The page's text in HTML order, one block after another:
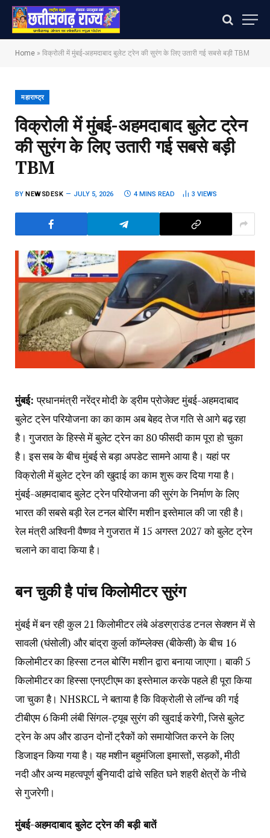
Home » विक्रोली में मुंबई-अहमदाबाद बुलेट ट्रेन की सुरंग के लिए उतारी गई सबसे बड़ी TBM
महाराष्ट्र
विक्रोली में मुंबई-अहमदाबाद बुलेट ट्रेन
की सुरंग के लिए उतारी गई सबसे बड़ी
TBM
BY NEWSDESK JULY 5, 2026 4 MINS READ 3VIEWS
मुंबई:प्रधानमंत्री नरेंद्र मोदी के ड्रीम प्रोजेक्ट मुंबई-अहमदाबाद
बुलेट ट्रेन परियोजना का का काम अब बेहद तेज गति से आगे बढ़ रहा
है। गुजरात के हिस्से में बुलेट ट्रेन का 80 फीसदी काम पूरा हो चुका
है। इस सब के बीच मुंबई से बड़ा अपडेट सामने आया है। यहां पर
विक्रोली में बुलेट ट्रेन की खुदाई का काम शुरू कर दिया गया है।
मुंबई-अहमदाबाद बुलेट ट्रेन परियोजना की सुरंग के निर्माण के लिए
भारत की सबसे बड़ी रेल टनल बोरिंग मशीन इस्तेमाल की जा रही है।
रेल मंत्री अश्विनी वैष्णव ने गुजरात में 15 अगस्त 2027 को बुलेट ट्रेन
चलाने का वादा किया है।
बन चुकी है पांच किलोमीटर सुरंग
मुंबई में बन रही कुल 21 किलोमीटर लंबे अंडरग्राउंड टनल सेक्शन में से
सावली (घंसोली) और बांद्रा कुर्ला कॉम्प्लेक्स (बीकेसी) के बीच 16
किलोमीटर का हिस्सा टनल बोरिंग मशीन द्वारा बनाया जाएगा। बाकी 5
किलोमीटर का हिस्सा एनएटीएम का इस्तेमाल करके पहले ही पूरा किया
जा चुका है। NHSRCL ने बताया है कि विक्रोली से लॉन्च की गई
टीबीएम 6 किमी लंबी सिंगल-ट्यूब सुरंग की खुदाई करेगी, जिसे बुलेट
ट्रेन के अप और डाउन दोनों ट्रैकों को समायोजित करने के लिए
डिजाइन किया गया है। यह मशीन बहुमंजिला इमारतों, सड़कों, मीठी
नदी और अन्य महत्वपूर्ण बुनियादी ढांचे सहित घने शहरी क्षेत्रों के नीचे
से गुजरेगी।
मुंबई-अहमदाबाद बुलेट ट्रेन की बड़ी बातें